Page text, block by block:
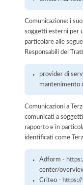
Comunicazione: i
soggetti esterni per
particolare alle
Responsabili del
provider di
mantenimento
Comunicazioni a
comunicati a
rapporto e in
identificati come
Adform -
center/
Criteo -